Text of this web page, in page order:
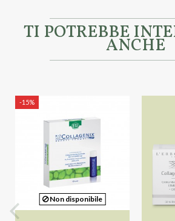
TI POTREBBE
ANCHE
-15%
Non disponibile